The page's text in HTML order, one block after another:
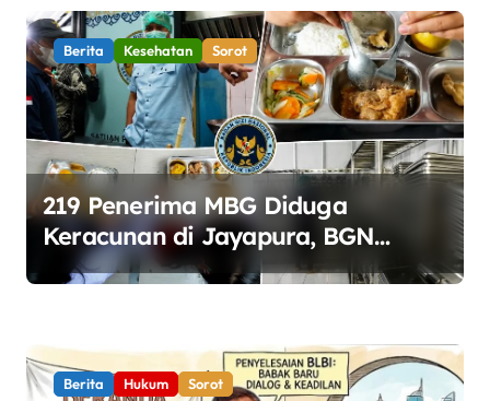
Berita Kesehatan Sorot
219 Penerima MBG Diduga
Keracunan di Jayapura, BGN
Perketat Pengawasan Keamanan
Berita Hukum Sorot